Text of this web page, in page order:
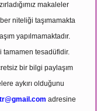
makaleler
niteliği taşımamakta
yapılmamaktadır.
tamamen tesadüfidir.
bir bilgi paylaşım
aykırı olduğunu
adresine